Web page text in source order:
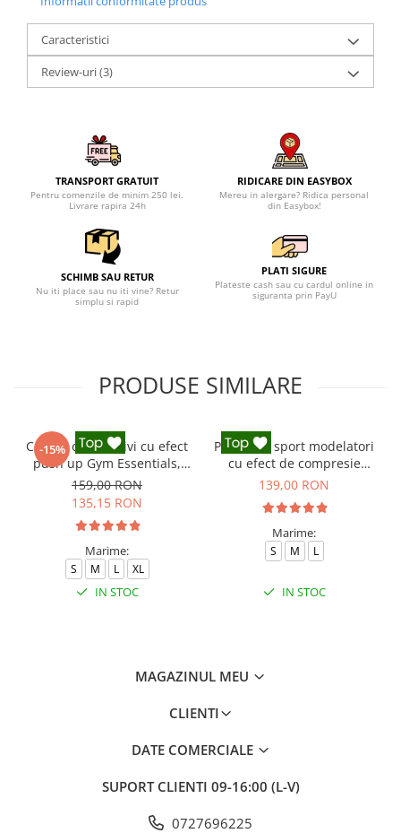
Caracteristici
Review-uri(3)
TRANSPORT GRATUIT
Pentru comenzile de minim 250 lei.
Livrare rapira 24h
RIDICARE DIN EASYBOX
Mereu in alergare? Ridica personal
din Easybox!
SCHIMB SAU RETUR
Nu iti place sau nu iti vine? Retur
simplu si rapid
PLATI SIGURE
Plateste cash sau cu cardul online in
siguranta prin PayU
PRODUSE SIMILARE
-15%
Colanti compresivi cu efect
push up Gym Essentials,
Negru
159,00 RON
135,15 RON
Marime:
S M L XL
IN STOC
Pantaloni sport modelatori
cu efect de compresie
Onyx, Negru
139,00 RON
Marime:
S M L
IN STOC
MAGAZINUL MEU
CLIENTI
DATE COMERCIALE
SUPORT CLIENTI 09-16:00 (L-V)
0727696225